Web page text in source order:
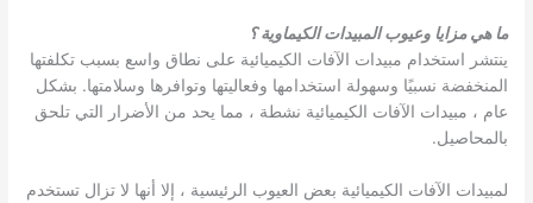
ما هي مزايا وعيوب المبيدات الكيماوية ؟
ينتشر استخدام مبيدات الآفات الكيميائية على نطاق واسع بسبب تكلفتها
المنخفضة نسبيًا وسهولة استخدامها وفعاليتها وتوافرها وسلامتها. بشكل
عام ، مبيدات الآفات الكيميائية نشطة ، مما يحد من الأضرار التي تلحق
بالمحاصيل.
لمبيدات الآفات الكيميائية بعض العيوب الرئيسية ، إلا أنها لا تزال تستخدم